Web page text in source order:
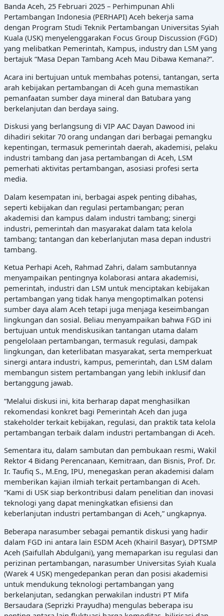
Banda Aceh, 25 Februari 2025 – Perhimpunan Ahli
Pertambangan Indonesia (PERHAPI) Aceh bekerja sama
dengan Program Studi Teknik Pertambangan Universitas Syiah
Kuala (USK) menyelenggarakan Focus Group Discussion (FGD)
yang melibatkan Pemerintah, Kampus, industry dan LSM yang
bertajuk “Masa Depan Tambang Aceh Mau Dibawa Kemana?”.
Acara ini bertujuan untuk membahas potensi, tantangan, serta
arah kebijakan pertambangan di Aceh guna memastikan
pemanfaatan sumber daya mineral dan Batubara yang
berkelanjutan dan berdaya saing.
Diskusi yang berlangsung di VIP AAC Dayan Dawood ini
dihadiri sekitar 70 orang undangan dari berbagai pemangku
kepentingan, termasuk pemerintah daerah, akademisi, pelaku
industri tambang dan jasa pertambangan di Aceh, LSM
pemerhati aktivitas pertambangan, asosiasi profesi serta
media.
Dalam kesempatan ini, berbagai aspek penting dibahas,
seperti kebijakan dan regulasi pertambangan; peran
akademisi dan kampus dalam industri tambang; sinergi
industri, pemerintah dan masyarakat dalam tata kelola
tambang; tantangan dan keberlanjutan masa depan industri
tambang.
Ketua Perhapi Aceh, Rahmad Zahri, dalam sambutannya
menyampaikan pentingnya kolaborasi antara akademisi,
pemerintah, industri dan LSM untuk menciptakan kebijakan
pertambangan yang tidak hanya mengoptimalkan potensi
sumber daya alam Aceh tetapi juga menjaga keseimbangan
lingkungan dan sosial. Beliau menyampaikan bahwa FGD ini
bertujuan untuk mendiskusikan tantangan utama dalam
pengelolaan pertambangan, termasuk regulasi, dampak
lingkungan, dan keterlibatan masyarakat, serta memperkuat
sinergi antara industri, kampus, pemerintah, dan LSM dalam
membangun sistem pertambangan yang lebih inklusif dan
bertanggung jawab.
“Melalui diskusi ini, kita berharap dapat menghasilkan
rekomendasi konkret bagi Pemerintah Aceh dan juga
stakeholder terkait kebijakan, regulasi, dan praktik tata kelola
pertambangan terbaik dalam industri pertambangan di Aceh.
Sementara itu, dalam sambutan dan pembukaan resmi, Wakil
Rektor 4 Bidang Perencanaan, Kemitraan, dan Bisnis, Prof. Dr.
Ir. Taufiq S., M.Eng, IPU, menegaskan peran akademisi dalam
memberikan kajian ilmiah terkait pertambangan di Aceh.
“Kami di USK siap berkontribusi dalam penelitian dan inovasi
teknologi yang dapat meningkatkan efisiensi dan
keberlanjutan industri pertambangan di Aceh,” ungkapnya.
Beberapa narasumber sebagai pemantik diskusi yang hadir
dalam FGD ini antara lain ESDM Aceh (Khairil Basyar), DPTSMP
Aceh (Saifullah Abdulgani), yang memaparkan isu regulasi dan
perizinan pertambangan, narasumber Universitas Syiah Kuala
(Warek 4 USK) mengedepankan peran dan posisi akademisi
untuk mendukung teknologi pertambangan yang
berkelanjutan, sedangkan perwakilan industri PT Mifa
Bersaudara (Seprizki Prayudha) mengulas beberapa isu